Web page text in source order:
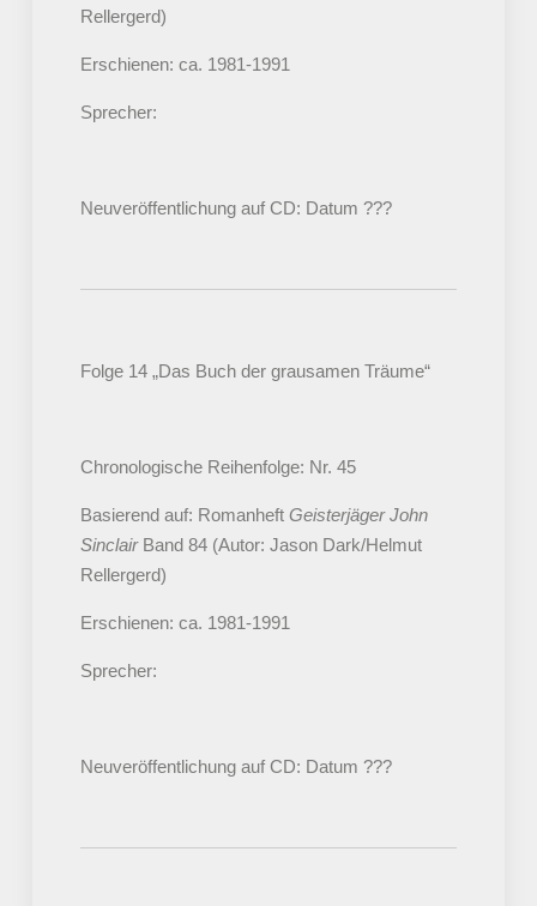
Rellergerd)
Erschienen: ca. 1981-1991
Sprecher:
Neuveröffentlichung auf CD: Datum ???
Folge 14 „Das Buch der grausamen Träume“
Chronologische Reihenfolge: Nr. 45
Basierend auf: Romanheft Geisterjäger John
SinclairBand 84 (Autor: Jason Dark/Helmut
Rellergerd)
Erschienen: ca. 1981-1991
Sprecher:
Neuveröffentlichung auf CD: Datum ???